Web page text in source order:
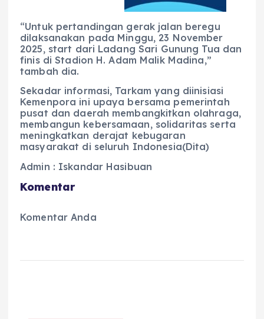
“Untuk pertandingan gerak jalan beregu
dilaksanakan pada Minggu, 23 November
2025, start dari Ladang Sari Gunung Tua dan
finis di Stadion H. Adam Malik Madina,”
tambah dia.
Sekadar informasi, Tarkam yang diinisiasi
Kemenpora ini upaya bersama pemerintah
pusat dan daerah membangkitkan olahraga,
membangun kebersamaan, solidaritas serta
meningkatkan derajat kebugaran
masyarakat di seluruh Indonesia(Dita)
Admin : Iskandar Hasibuan
Komentar
Komentar Anda